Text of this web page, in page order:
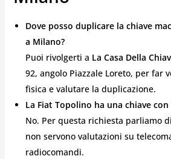
Dove posso duplicare la chiave
a Milano?
Puoi rivolgerti a La Casa Della
92, angolo Piazzale Loreto, per far
fisica e valutare la duplicazione.
La Fiat Topolino ha una chiave
No. Per questa richiesta parliamo
non servono valutazioni su
radiocomandi.